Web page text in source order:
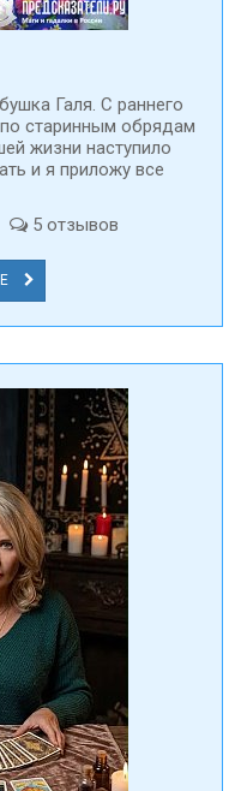
Галя. С раннего
старинным обрядам
жизни наступило
и я приложу все
5 отзывов